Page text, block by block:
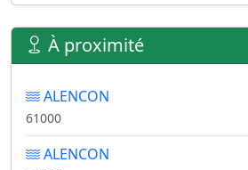
À proximité
ALENCON
61000
ALENCON